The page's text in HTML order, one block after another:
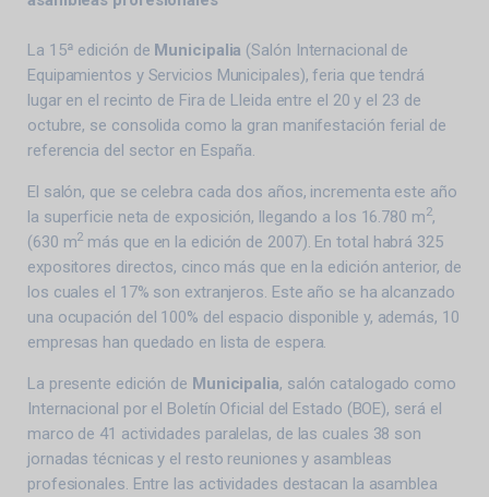
La 15ª edición de Municipalia (Salón Internacional de
Equipamientos y Servicios Municipales), feria que tendrá
lugar en el recinto de Fira de Lleida entre el 20 y el 23 de
octubre, se consolida como la gran manifestación ferial de
referencia del sector en España.
El salón, que se celebra cada dos años, incrementa este año
la superficie neta de exposición, llegando a los 16.780 m2,
(630 m2 más que en la edición de 2007). En total habrá 325
expositores directos, cinco más que en la edición anterior, de
los cuales el 17% son extranjeros. Este año se ha alcanzado
una ocupación del 100% del espacio disponible y, además, 10
empresas han quedado en lista de espera.
La presente edición de Municipalia, salón catalogado como
Internacional por el Boletín Oficial del Estado (BOE), será el
marco de 41 actividades paralelas, de las cuales 38 son
jornadas técnicas y el resto reuniones y asambleas
profesionales. Entre las actividades destacan la asamblea